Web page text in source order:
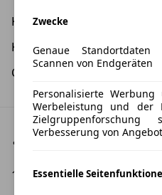
Kombinierter
Kombinierte CO2-Emission:
CO2-Klasse:
19057, Schwerin
Zwecke
Genaue
Scannen von Endgeräten
Personalisierte
Werbeleistung und der
Verbesserung von
Essentielle